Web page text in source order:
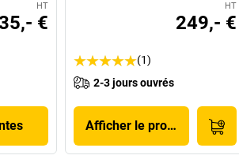
HT
€
HT
249,- €
(1)
2-3 jours ouvrés
Afficher le produit